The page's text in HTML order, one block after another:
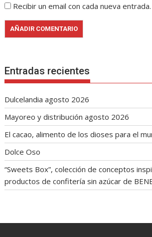
Recibir un email con cada nueva entrada.
Entradas recientes
Dulcelandia agosto 2026
Mayoreo y distribución agosto 2026
El cacao, alimento de los dioses para el
Dolce Oso
“Sweets Box”, colección de conceptos
productos de confitería sin azúcar de